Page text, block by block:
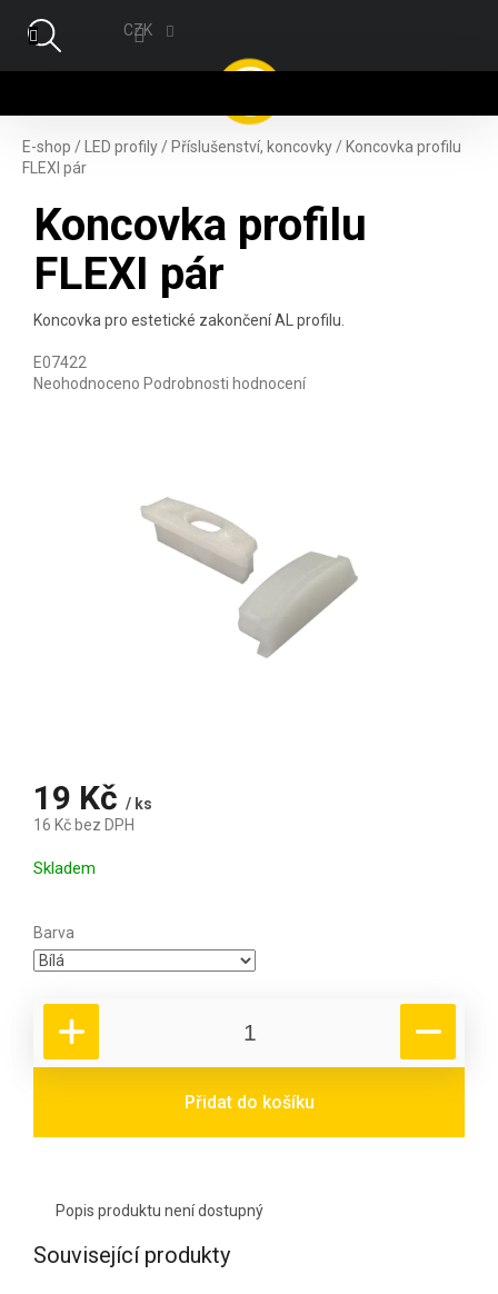
CZK
E-shop / LED profily / Příslušenství, koncovky / Koncovka profilu
FLEXI pár
Koncovka profilu
FLEXI pár
Koncovka pro estetické zakončení AL profilu.
E07422
Průměrné hodnocení produktu je 0,0 z 5 hvězdiček.
Neohodnoceno Podrobnosti hodnocení
19 Kč / ks
16 Kč bez DPH
Skladem
Barva
Přidat do košíku
Popis produktu není dostupný
Související produkty